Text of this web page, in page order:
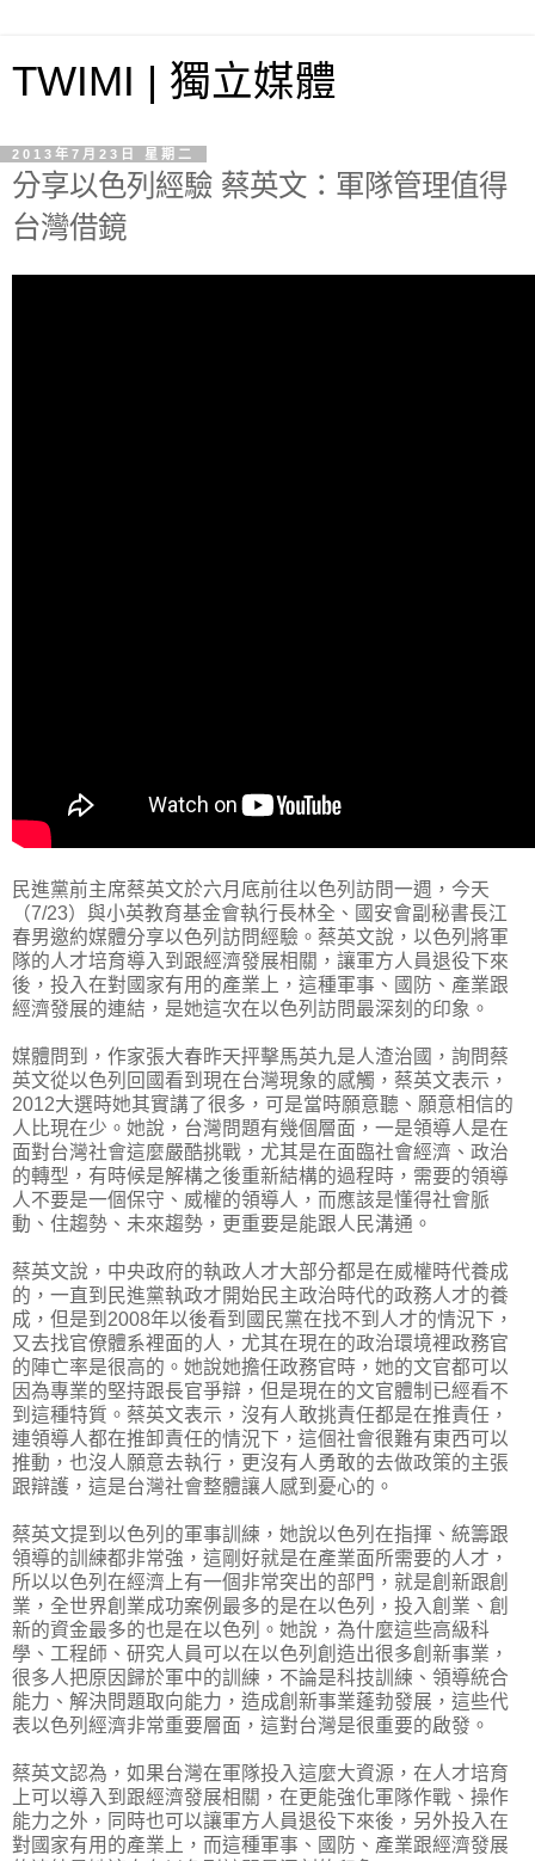
TWIMI | 獨立媒體
2013年7月23日 星期二
分享以色列經驗 蔡英文：軍隊管理值得
台灣借鏡
民進黨前主席蔡英文於六月底前往以色列訪問一週，今天
（7/23）與小英教育基金會執行長林全、國安會副秘書長江
春男邀約媒體分享以色列訪問經驗。蔡英文說，以色列將軍
隊的人才培育導入到跟經濟發展相關，讓軍方人員退役下來
後，投入在對國家有用的產業上，這種軍事、國防、產業跟
經濟發展的連結，是她這次在以色列訪問最深刻的印象。
媒體問到，作家張大春昨天抨擊馬英九是人渣治國，詢問蔡
英文從以色列回國看到現在台灣現象的感觸，蔡英文表示，
2012大選時她其實講了很多，可是當時願意聽、願意相信的
人比現在少。她說，台灣問題有幾個層面，一是領導人是在
面對台灣社會這麼嚴酷挑戰，尤其是在面臨社會經濟、政治
的轉型，有時候是解構之後重新結構的過程時，需要的領導
人不要是一個保守、威權的領導人，而應該是懂得社會脈
動、住趨勢、未來趨勢，更重要是能跟人民溝通。
蔡英文說，中央政府的執政人才大部分都是在威權時代養成
的，一直到民進黨執政才開始民主政治時代的政務人才的養
成，但是到2008年以後看到國民黨在找不到人才的情況下，
又去找官僚體系裡面的人，尤其在現在的政治環境裡政務官
的陣亡率是很高的。她說她擔任政務官時，她的文官都可以
因為專業的堅持跟長官爭辯，但是現在的文官體制已經看不
到這種特質。蔡英文表示，沒有人敢挑責任都是在推責任，
連領導人都在推卸責任的情況下，這個社會很難有東西可以
推動，也沒人願意去執行，更沒有人勇敢的去做政策的主張
跟辯護，這是台灣社會整體讓人感到憂心的。
蔡英文提到以色列的軍事訓練，她說以色列在指揮、統籌跟
領導的訓練都非常強，這剛好就是在產業面所需要的人才，
所以以色列在經濟上有一個非常突出的部門，就是創新跟創
業，全世界創業成功案例最多的是在以色列，投入創業、創
新的資金最多的也是在以色列。她說，為什麼這些高級科
學、工程師、研究人員可以在以色列創造出很多創新事業，
很多人把原因歸於軍中的訓練，不論是科技訓練、領導統合
能力、解決問題取向能力，造成創新事業蓬勃發展，這些代
表以色列經濟非常重要層面，這對台灣是很重要的啟發。
蔡英文認為，如果台灣在軍隊投入這麼大資源，在人才培育
上可以導入到跟經濟發展相關，在更能強化軍隊作戰、操作
能力之外，同時也可以讓軍方人員退役下來後，另外投入在
對國家有用的產業上，而這種軍事、國防、產業跟經濟發展